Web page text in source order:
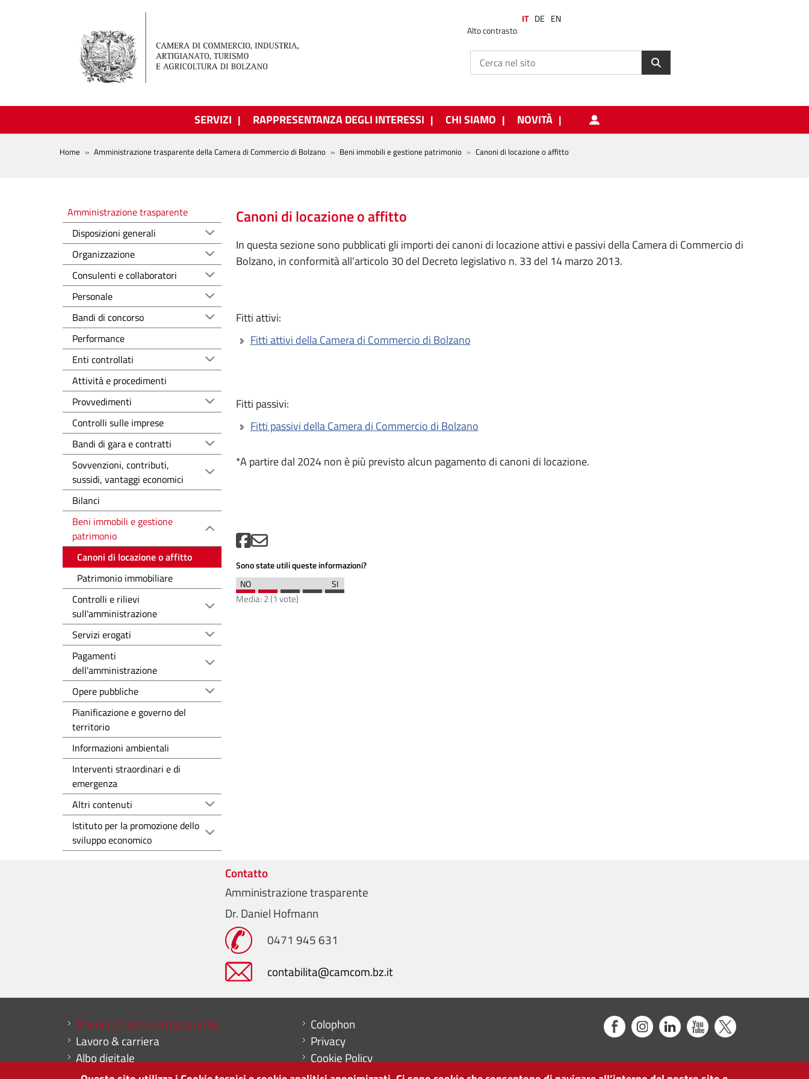
Alto contrasto
IT DE EN
SERVIZI RAPPRESENTANZA DEGLI INTERESSI CHI SIAMO NOVITÀ
BREADCRUMB
Home Amministrazione trasparente della Camera di Commercio di Bolzano Beni immobili e gestione patrimonio Canoni di locazione o affitto
Canoni di locazione o affitto
In questa sezione sono pubblicati gli importi dei canoni di locazione attivi e passivi della Camera di Commercio di
Bolzano, in conformità all’articolo 30 del Decreto legislativo n. 33 del 14 marzo 2013.
Fitti attivi:
Fitti attivi della Camera di Commercio di Bolzano
Fitti passivi:
Fitti passivi della Camera di Commercio di Bolzano
*A partire dal 2024 non è più previsto alcun pagamento di canoni di locazione.
Sono state utili queste informazioni?
Media:2(1 vote)
Amministrazione trasparente
Amministrazione trasparente
Disposizioni generali
Organizzazione
Consulenti e collaboratori
Personale
Bandi di concorso
Performance
Enti controllati
Attività e procedimenti
Provvedimenti
Controlli sulle imprese
Bandi di gara e contratti
Sovvenzioni, contributi,
sussidi, vantaggi economici
Bilanci
Beni immobili e gestione
patrimonio
Canoni di locazione o affitto
Patrimonio immobiliare
Controlli e rilievi
sull'amministrazione
Servizi erogati
Pagamenti
dell'amministrazione
Opere pubbliche
Pianificazione e governo del
territorio
Informazioni ambientali
Interventi straordinari e di
emergenza
Altri contenuti
Istituto per la promozione dello
sviluppo economico
Contatto
Amministrazione trasparente
Dr. Daniel Hofmann
0471 945 631
contabilita@camcom.bz.it
Mini menu di servizio
Amministrazione trasparente
Lavoro & carriera
Albo digitale
Dichiarazione di accessibilità
Menu footer
Colophon
Privacy
Cookie Policy
Mappa del sito